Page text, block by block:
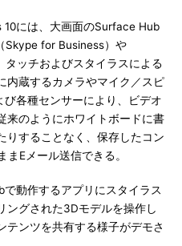
には、大画面のSurface Hub
Skype for Business）や
ッチおよびスタイラスによる
内蔵するカメラやマイク／スピ
各種センサーにより、ビデオ
来のようにホワイトボードに書
りすることなく、保存したコン
Eメール送信できる。
動作するアプリにスタイラス
ングされた3Dモデルを操作し
テンツを共有する様子がデモさ